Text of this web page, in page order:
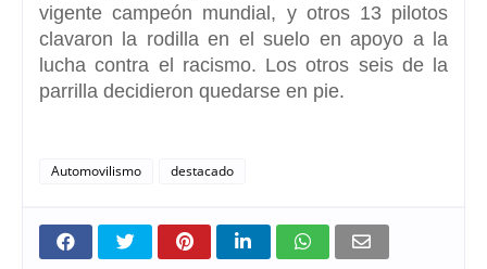
vigente campeón mundial, y otros 13 pilotos
clavaron la rodilla en el suelo en apoyo a la
lucha contra el racismo. Los otros seis de la
parrilla decidieron quedarse en pie.
Automovilismo destacado